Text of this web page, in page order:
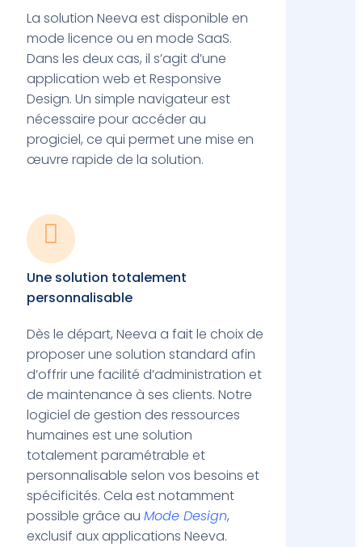
La solution Neeva est disponible en
mode licence ou en mode SaaS.
Dans les deux cas, il s’agit d’une
application web et Responsive
Design. Un simple navigateur est
nécessaire pour accéder au
progiciel, ce qui permet une mise en
œuvre rapide de la solution.

Une solution totalement
personnalisable
Dès le départ, Neeva a fait le choix de
proposer une solution standard afin
d’offrir une facilité d’administration et
de maintenance à ses clients. Notre
logiciel de gestion des ressources
humaines est une solution
totalement paramétrable et
personnalisable selon vos besoins et
spécificités. Cela est notamment
possible grâce au Mode Design,
exclusif aux applications Neeva.